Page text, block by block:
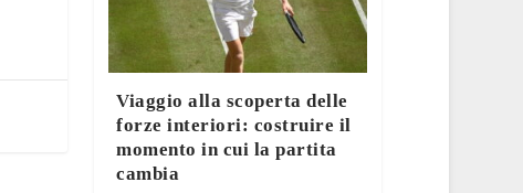
Viaggio alla scoperta delle
forze interiori: costruire il
momento in cui la partita
cambia